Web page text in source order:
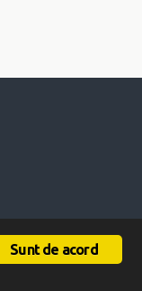
Sunt de acord